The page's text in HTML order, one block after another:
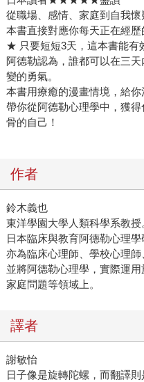
從職場、感情、家庭到自我懷
本書直接對應你每天正在經歷
★ 只要短短3天，這本書能
阿德勒認為，誰都可以在三
變的勇氣。
本書用療癒的漫畫情境，給你
帶你從阿德勒心理學中，獲
骨的自己！
作者
鈴木義也
東洋學園大學人類科學系教授
日本臨床與教育阿德勒心理學
亦為臨床心理師、學校心理師
並將阿德勒心理學，實際運
家庭問題等領域上。
譯者
謝敏怡
日子像是旋轉陀螺，而翻譯